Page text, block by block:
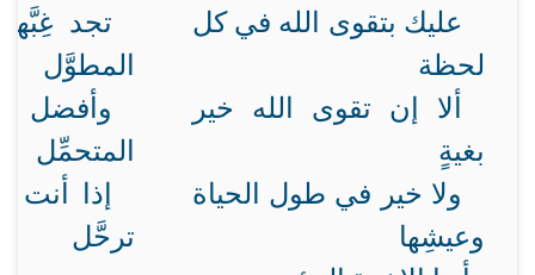
عليك بتقوى الله في كل
لحظة
تجد
المطوَّل
ألا إن تقوى الله خير
بغيةٍ
وأفضل
المتحمِّل
ولا خير في طول الحياة
وعيشِها
إذا أنت
ترحَّل